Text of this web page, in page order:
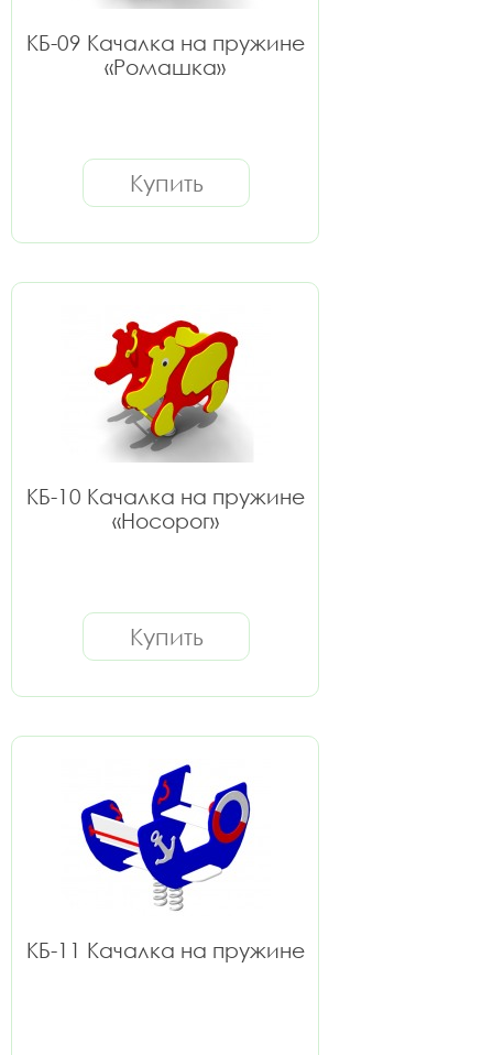
КБ-09 Качалка на пружине
«Ромашка»
Купить
КБ-10 Качалка на пружине
«Носорог»
Купить
КБ-11 Качалка на пружине